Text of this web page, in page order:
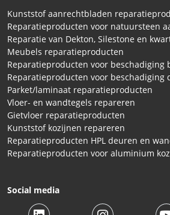
Kunststof aanrechtbladen
Reparatieproducten voor natuursteen
Meubels reparatieproducten
Reparatieproducten voor beschadiging
Reparatieproducten voor beschadiging
Parket/laminaat reparatieproducten
Vloer- en wandtegels repareren
Gietvloer reparatieproducten
Kunststof kozijnen repareren
Reparatieproducten HPL deuren en
Reparatieproducten voor aluminium
Social media